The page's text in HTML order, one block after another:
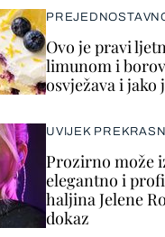
Ovo je pravi
limunom i
osvježava i jako
UVIJEK
Prozirno može
elegantno i
haljina Jelene
dokaz